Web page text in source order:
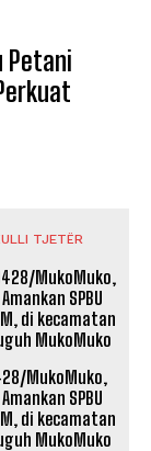
Petani
TJETËR
MukoMuko,
SPBU
di kecamatan
MukoMuko